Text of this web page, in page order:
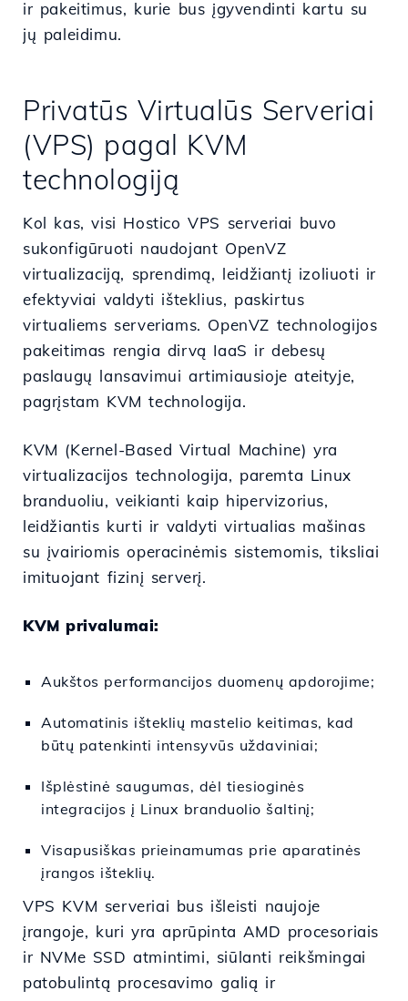
ir pakeitimus, kurie bus įgyvendinti kartu su
jų paleidimu.
Privatūs Virtualūs Serveriai
(VPS) pagal KVM
technologiją
Kol kas, visi Hostico VPS serveriai buvo
sukonfigūruoti naudojant OpenVZ
virtualizaciją, sprendimą, leidžiantį izoliuoti ir
efektyviai valdyti išteklius, paskirtus
virtualiems serveriams. OpenVZ technologijos
pakeitimas rengia dirvą IaaS ir debesų
paslaugų lansavimui artimiausioje ateityje,
pagrįstam KVM technologija.
KVM (Kernel-Based Virtual Machine) yra
virtualizacijos technologija, paremta Linux
branduoliu, veikianti kaip hipervizorius,
leidžiantis kurti ir valdyti virtualias mašinas
su įvairiomis operacinėmis sistemomis, tiksliai
imituojant fizinį serverį.
KVM privalumai:
Aukštos performancijos duomenų apdorojime;
Automatinis išteklių mastelio keitimas, kad
būtų patenkinti intensyvūs uždaviniai;
Išplėstinė saugumas, dėl tiesioginės
integracijos į Linux branduolio šaltinį;
Visapusiškas prieinamumas prie aparatinės
įrangos išteklių.
VPS KVM serveriai bus išleisti naujoje
įrangoje, kuri yra aprūpinta AMD procesoriais
ir NVMe SSD atmintimi, siūlanti reikšmingai
patobulintą procesavimo galią ir